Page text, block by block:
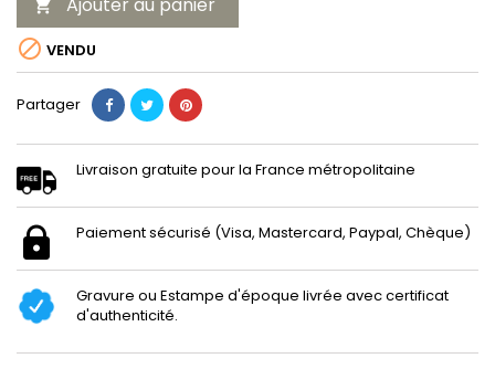

 VENDU
Partager
Livraison gratuite pour la France métropolitaine
Paiement sécurisé (Visa, Mastercard, Paypal, Chèque)
Gravure ou Estampe d'époque livrée avec certificat
d'authenticité.